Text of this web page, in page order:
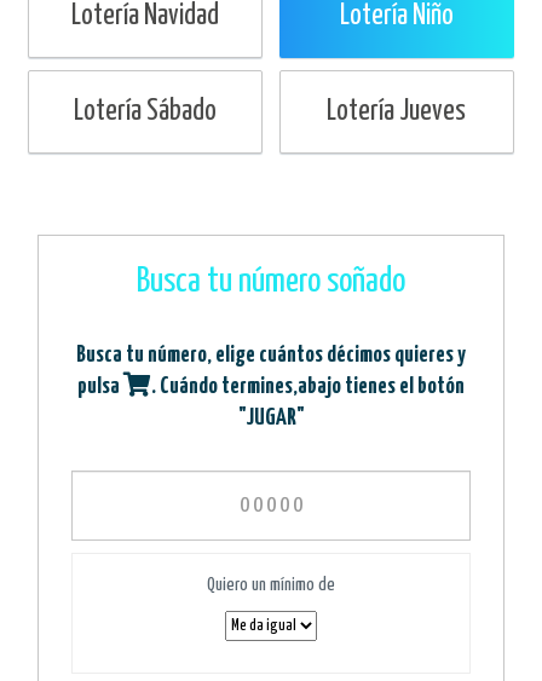
Lotería Navidad Lotería Niño
Lotería Sábado Lotería Jueves
Busca tu número soñado
Busca tu número, elige cuántos décimos quieres y
pulsa
. Cuándo termines,abajo tienes el botón
"JUGAR"
Quiero un mínimo de